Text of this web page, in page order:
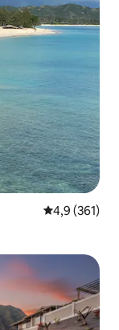
Évaluation
4,9 (361)